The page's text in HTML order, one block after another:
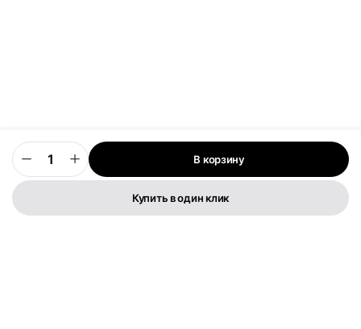
В корзину
Купить в один клик